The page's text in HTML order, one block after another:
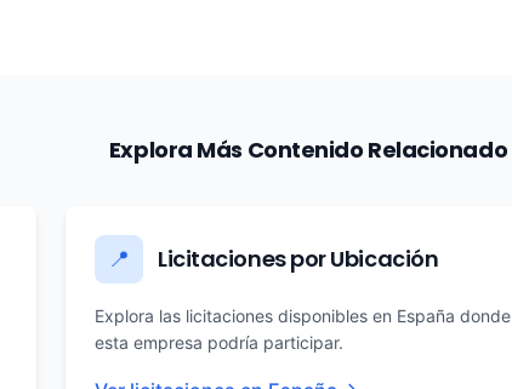
Explora Más Contenido Relacionado
📍 Licitaciones por Ubicación
Explora las licitaciones disponibles en España donde
esta empresa podría participar.